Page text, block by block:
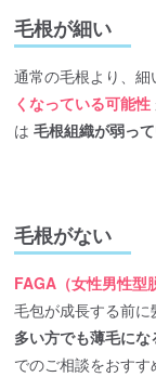
毛根が細い
通常の毛根より、
くなっている可能性
は毛根組織が弱っ
毛根がない
FAGA（女性男性型
毛包が成長する前
多い方でも薄毛に
でのご相談をおすす